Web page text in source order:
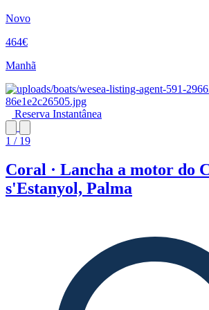
Novo
464€
Manhã
Reserva Instantânea
1 / 19
Coral · Lancha a motor do
s'Estanyol, Palma